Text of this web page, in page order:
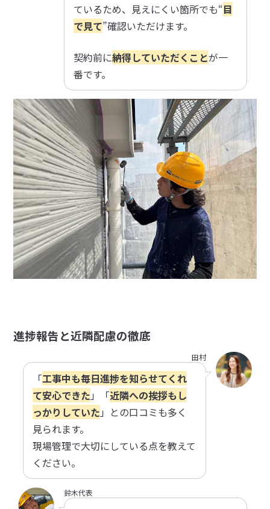
ているため、見えにくい箇所でも“目
で見て”確認いただけます。
契約前に納得していただくことが一
番です。
進捗報告と近隣配慮の徹底
田村
「工事中も毎日進捗を知らせてくれ
て安心できた 」「近隣への挨拶もし
っかりしていた 」との口コミも多く
見られます。
現場管理で大切にしている点を教えて
ください。
鈴木代表